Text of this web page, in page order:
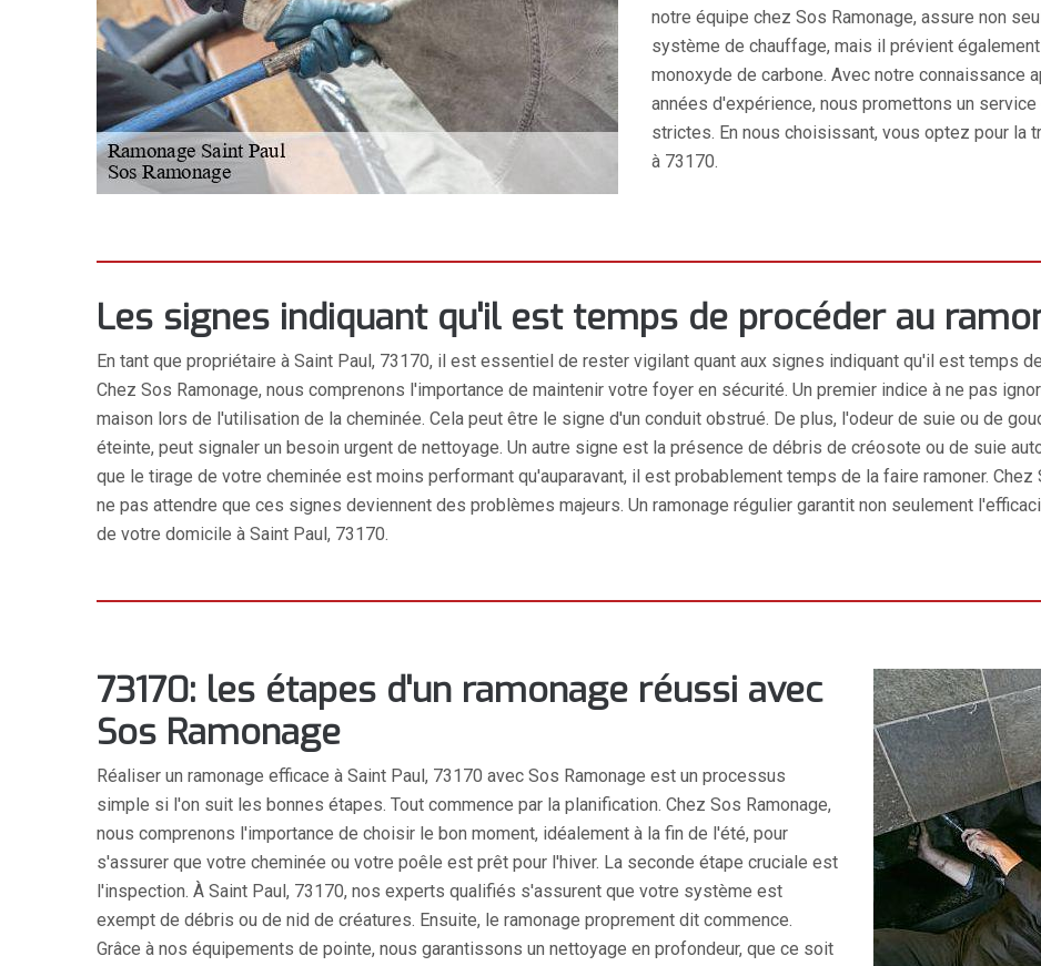
notre équipe chez Sos Ramonage, assure non
système de chauffage, mais il prévient
monoxyde de carbone. Avec notre
années d'expérience, nous promettons un
strictes. En nous choisissant, vous optez pour
à 73170.
Les signes indiquant qu'il est temps de procéder au
En tant que propriétaire à Saint Paul, 73170, il est essentiel de rester vigilant quant aux signes indiquant qu'il est temps
Chez Sos Ramonage, nous comprenons l'importance de maintenir votre foyer en sécurité. Un premier indice à ne pas
maison lors de l'utilisation de la cheminée. Cela peut être le signe d'un conduit obstrué. De plus, l'odeur de suie ou de
éteinte, peut signaler un besoin urgent de nettoyage. Un autre signe est la présence de débris de créosote ou de suie
que le tirage de votre cheminée est moins performant qu'auparavant, il est probablement temps de la faire ramoner.
ne pas attendre que ces signes deviennent des problèmes majeurs. Un ramonage régulier garantit non seulement
de votre domicile à Saint Paul, 73170.
73170: les étapes d'un ramonage réussi avec
Sos Ramonage
Réaliser un ramonage efficace à Saint Paul, 73170 avec Sos Ramonage est un processus
simple si l'on suit les bonnes étapes. Tout commence par la planification. Chez Sos Ramonage,
nous comprenons l'importance de choisir le bon moment, idéalement à la fin de l'été, pour
s'assurer que votre cheminée ou votre poêle est prêt pour l'hiver. La seconde étape cruciale est
l'inspection. À Saint Paul, 73170, nos experts qualifiés s'assurent que votre système est
exempt de débris ou de nid de créatures. Ensuite, le ramonage proprement dit commence.
Grâce à nos équipements de pointe, nous garantissons un nettoyage en profondeur, que ce soit